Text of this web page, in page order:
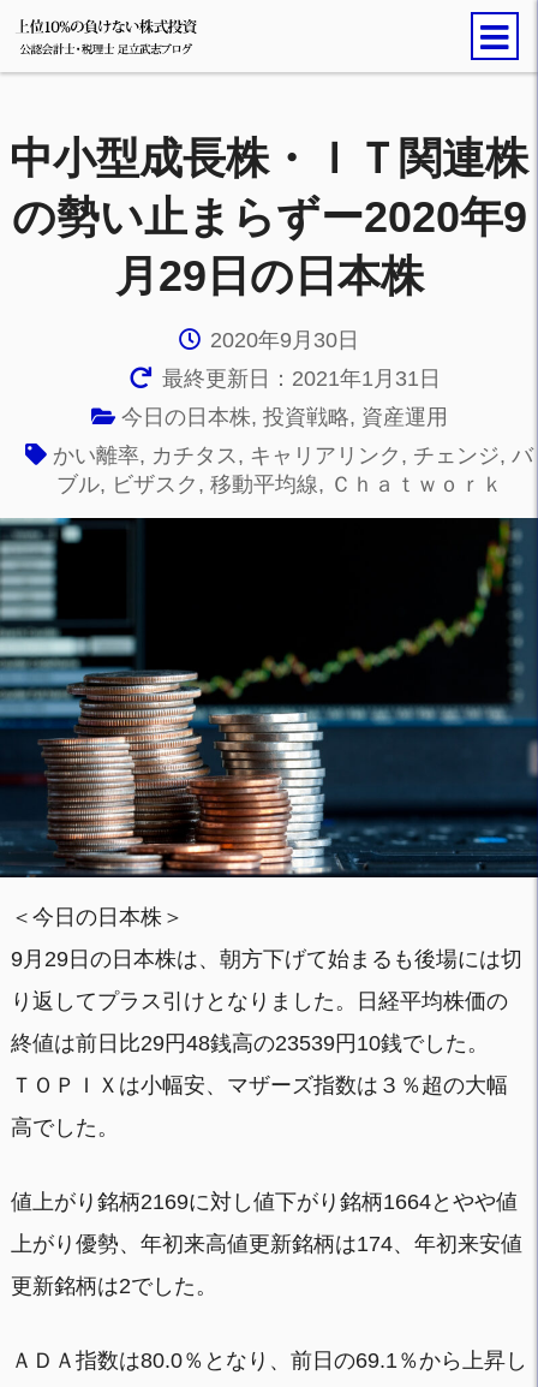
中小型成長株・ＩＴ関連株
の勢い止まらずー2020年9
月29日の日本株
2020年9月30日
最終更新日：2021年1月31日
今日の日本株, 投資戦略, 資産運用
かい離率, カチタス, キャリアリンク , チェンジ,バ
ブル, ビザスク , 移動平均線, Ｃｈａｔｗｏｒｋ
＜今日の日本株＞
9月29日の日本株は、朝方下げて始まるも後場には切
り返してプラス引けとなりました。日経平均株価の
終値は前日比29円48銭高の23539円10銭でした。
ＴＯＰＩＸは小幅安、マザーズ指数は３％超の大幅
高でした。
値上がり銘柄2169に対し値下がり銘柄1664とやや値
上がり優勢、年初来高値更新銘柄は174、年初来安値
更新銘柄は2でした。
ＡＤＡ指数は80.0％となり、前日の69.1％から上昇し